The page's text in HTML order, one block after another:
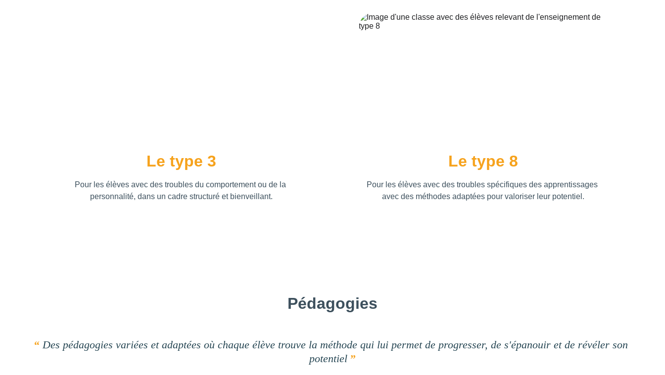
Pour les élèves avec des troubles du comportement ou de la
personnalité, dans un cadre structuré et bienveillant.
Pour les élèves avec des troubles spécifiques des apprentissages
avec des méthodes adaptées pour valoriser leur potentiel.
Le type 3 Le type 8
Pédagogies
“ Des pédagogies variées et adaptées où chaque élève trouve la méthode qui lui permet de progresser, de s'épanouir et de révéler son
potentiel ”